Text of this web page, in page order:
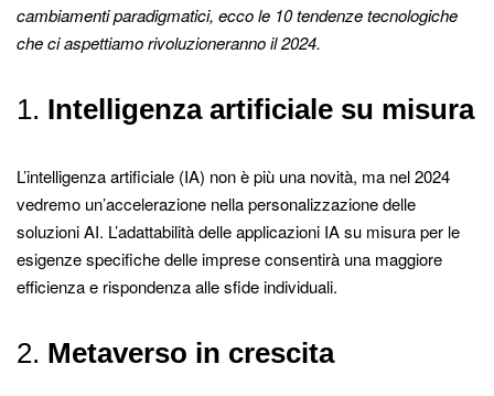
cambiamenti paradigmatici, ecco le 10 tendenze tecnologiche
che ci aspettiamo rivoluzioneranno il 2024.
1. Intelligenza artificiale su misura
L’intelligenza artificiale (IA) non è più una novità, ma nel 2024
vedremo un’accelerazione nella personalizzazione delle
soluzioni AI. L’adattabilità delle applicazioni IA su misura per le
esigenze specifiche delle imprese consentirà una maggiore
efficienza e rispondenza alle sfide individuali.
2. Metaverso in crescita